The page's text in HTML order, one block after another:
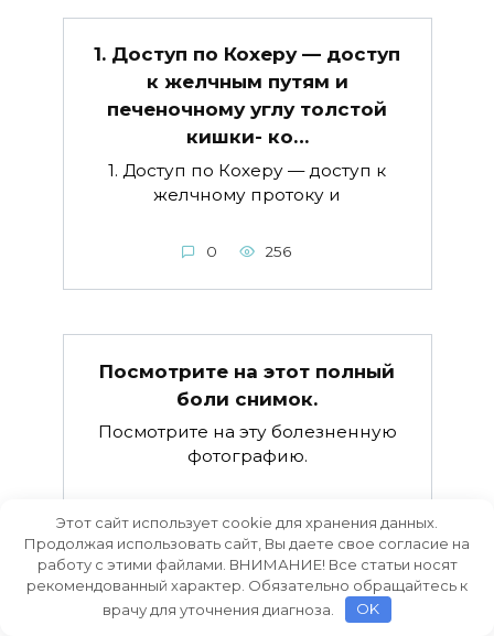
1. Доступ по Кохеру — доступ
к желчным путям и
печеночному углу толстой
кишки- ко…
1. Доступ по Кохеру — доступ к
желчному протоку и
0 256
Посмотрите на этот полный
боли снимок.
Посмотрите на эту болезненную
фотографию.
Этот сайт использует cookie для хранения данных.
Продолжая использовать сайт, Вы даете свое согласие на
работу с этими файлами. ВНИМАНИЕ! Все статьи носят
рекомендованный характер. Обязательно обращайтесь к
врачу для уточнения диагноза.
OK